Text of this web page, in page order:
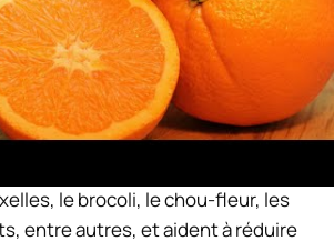
riches en
un composé présent
le brocoli, le chou-fleur, les
entre autres, et aident à réduire